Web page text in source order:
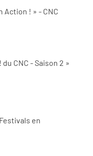
Action ! » - CNC
CNC - Saison 2 »
en